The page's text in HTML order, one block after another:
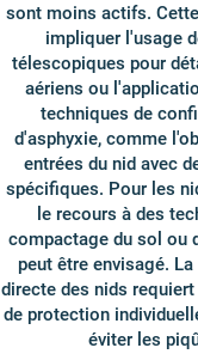
sont moins actifs.
impliquer l'usage
télescopiques pour
aériens ou
techniques de
d'asphyxie, comme
entrées du nid avec
spécifiques. Pour les
le recours à des
compactage du sol ou
peut être envisagé.
directe des nids
de protection
éviter les